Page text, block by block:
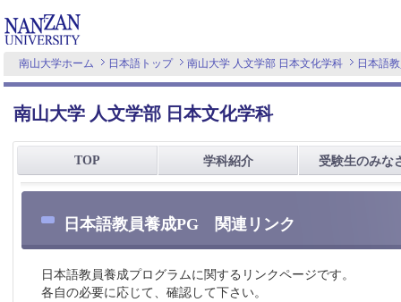
南山大学ホーム 日本語トップ 南山大学 人文学部 日本文化学科 日本語
南山大学 人文学部 日本文化学科
TOP 学科紹介 受験生のみな
日本語教員養成PG 関連リンク
日本語教員養成プログラムに関するリンクページです。
各自の必要に応じて、確認して下さい。